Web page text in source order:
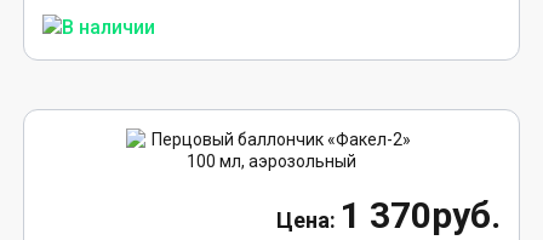
1 370руб.